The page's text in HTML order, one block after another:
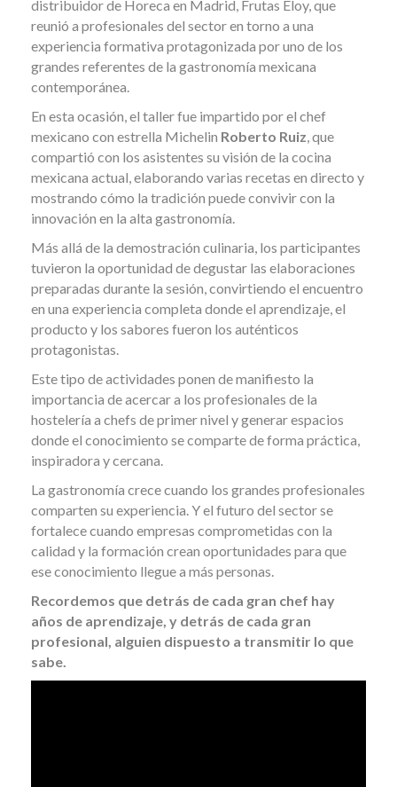
distribuidor de Horeca en Madrid, Frutas Eloy, que
reunió a profesionales del sector en torno a una
experiencia formativa protagonizada por uno de los
grandes referentes de la gastronomía mexicana
contemporánea.
En esta ocasión, el taller fue impartido por el chef
mexicano con estrella Michelin Roberto Ruiz, que
compartió con los asistentes su visión de la cocina
mexicana actual, elaborando varias recetas en directo y
mostrando cómo la tradición puede convivir con la
innovación en la alta gastronomía.
Más allá de la demostración culinaria, los participantes
tuvieron la oportunidad de degustar las elaboraciones
preparadas durante la sesión, convirtiendo el encuentro
en una experiencia completa donde el aprendizaje, el
producto y los sabores fueron los auténticos
protagonistas.
Este tipo de actividades ponen de manifiesto la
importancia de acercar a los profesionales de la
hostelería a chefs de primer nivel y generar espacios
donde el conocimiento se comparte de forma práctica,
inspiradora y cercana.
La gastronomía crece cuando los grandes profesionales
comparten su experiencia. Y el futuro del sector se
fortalece cuando empresas comprometidas con la
calidad y la formación crean oportunidades para que
ese conocimiento llegue a más personas.
Recordemos que detrás de cada gran chef hay
años de aprendizaje, y detrás de cada gran
profesional, alguien dispuesto a transmitir lo que
sabe.